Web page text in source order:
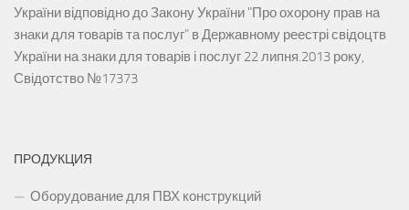
України відповідно до Закону України "Про охорону прав на
знаки для товарів та послуг" в Державному реестрі свідоцтв
України на знаки для товарів і послуг 22 липня.2013 року,
Свідотство №17373
ПРОДУКЦИЯ
Оборудование для ПВХ конструкций